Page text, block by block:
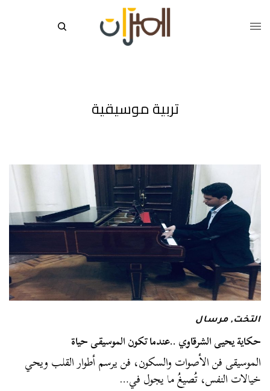
تربية موسيقية
التخت,مرسال
حكاية يحيى الشرقاوي ..عندما تكون الموسيقى حياة
الموسيقى فن الأصوات والسكون، فن يرسم أطوار القلب ويحي
خيالات النفس، تُصيغُ ما يجول في…